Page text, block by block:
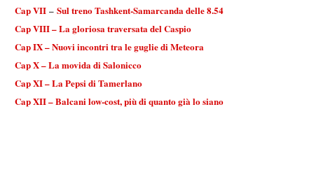
Cap VII – Sul treno Tashkent-Samarcanda delle 8.54
Cap VIII – La gloriosa traversata del Caspio
Cap IX – Nuovi incontri tra le guglie di Meteora
Cap X – La movida di Salonicco
Cap XI – La Pepsi di Tamerlano
Cap XII – Balcani low-cost, più di quanto già lo siano